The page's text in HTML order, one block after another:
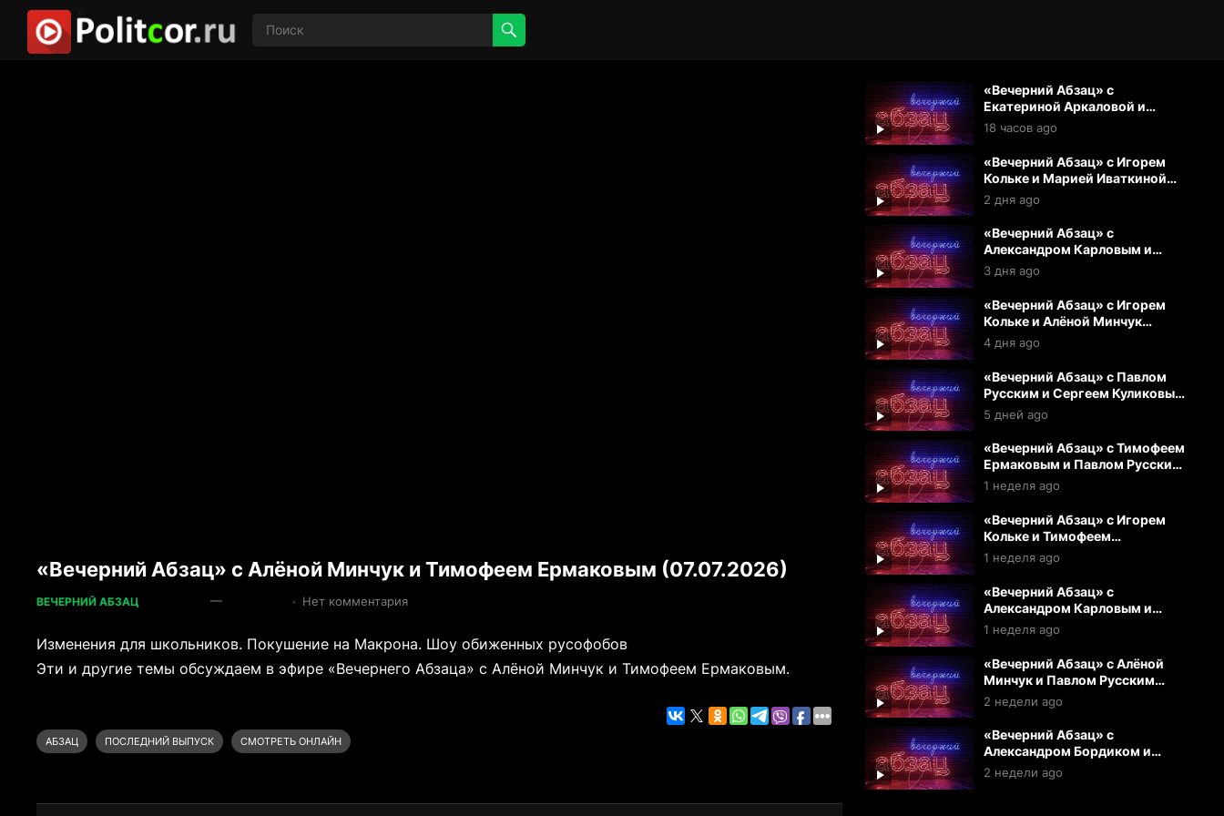
«Вечерний Абзац» с Алёной Минчук и Тимофеем Ермаковым (07.07.2026)
ВЕЧЕРНИЙ АБЗАЦ — · Нет комментария
Изменения для школьников. Покушение на Макрона. Шоу обиженных русофобов
Эти и другие темы обсуждаем в эфире «Вечернего Абзаца» с Алёной Минчук и Тимофеем Ермаковым.
АБЗАЦ ПОСЛЕДНИЙ ВЫПУСК СМОТРЕТЬ ОНЛАЙН
«Вечерний Абзац» с
Екатериной Аркаловой и
Павлом Русским (07.08.2026)
18 часов ago
«Вечерний Абзац» с Игорем
Кольке и Марией Иваткиной
(06.08.2026)
2 дня ago
«Вечерний Абзац» с
Александром Карловым и
Екатериной Аркаловой
(05.08.2026)
3 дня ago
«Вечерний Абзац» с Игорем
Кольке и Алёной Минчук
(04.07.2026)
4 дня ago
«Вечерний Абзац» с Павлом
Русским и Сергеем Куликовым
(03.08.2026)
5 дней ago
«Вечерний Абзац» с Тимофеем
Ермаковым и Павлом Русским
(31.07.2026)
1 неделя ago
«Вечерний Абзац» с Игорем
Кольке и Тимофеем
Ермаковым (30.07.2026)
1 неделя ago
«Вечерний Абзац» с
Александром Карловым и
Игрем Кольке (29.07.2026)
1 неделя ago
«Вечерний Абзац» с Алёной
Минчук и Павлом Русским
(28.07.2026)
2 недели ago
«Вечерний Абзац» с
Александром Бордиком и
Екатериной Аркаловой
(27.07.2026)
2 недели ago